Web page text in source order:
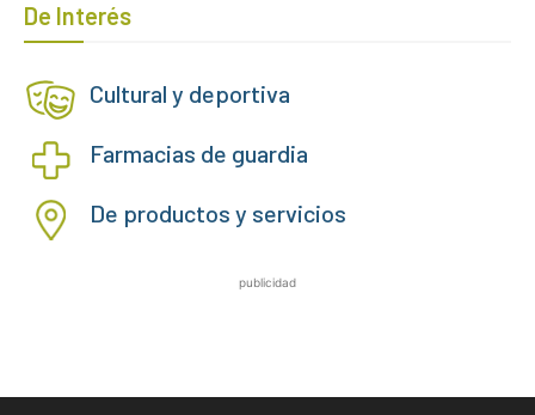
De Interés
Cultural y deportiva
Farmacias de guardia
De productos y servicios
publicidad